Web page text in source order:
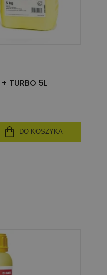
TURBO 5L
DO KOSZYKA